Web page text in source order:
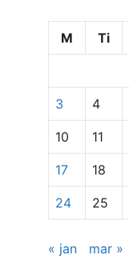
specifikke
M
Ti
3 4
10 11
17 18
24 25
« jan mar »